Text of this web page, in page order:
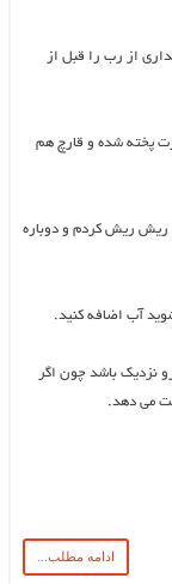
از رب را قبل از
پخته شده و قارچ هم
ریش ریش کردم و دوباره
آب اضافه کنید.
نزدیک باشد چون اگر
می دهد.
ادامه مطلب...